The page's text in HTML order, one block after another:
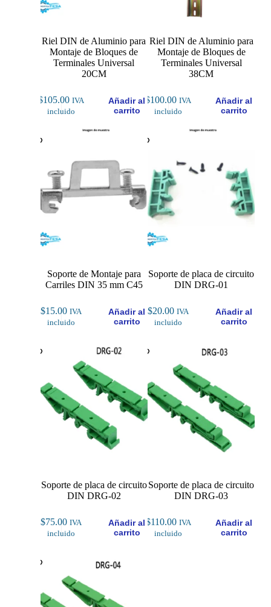
Riel DIN de Aluminio para
Montaje de Bloques de
Terminales Universal
20CM
$105.00 IVA
incluido
Añadir al
carrito
Riel DIN de Aluminio para
Montaje de Bloques de
Terminales Universal
38CM
$100.00 IVA
incluido
Añadir al
carrito
Soporte de Montaje para
Carriles DIN 35 mm C45
$15.00 IVA
incluido
Añadir al
carrito
Soporte de placa de circuito
DIN DRG-01
$20.00 IVA
incluido
Añadir al
carrito
Soporte de placa de circuito
DIN DRG-02
$75.00 IVA
incluido
Añadir al
carrito
Soporte de placa de circuito
DIN DRG-03
$110.00 IVA
incluido
Añadir al
carrito